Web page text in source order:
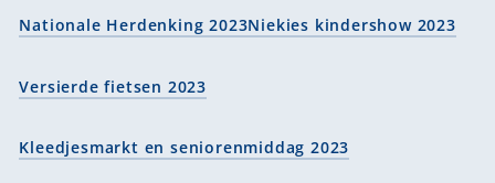
Nationale Herdenking 2023Niekies kindershow 2023
Versierde fietsen 2023
Kleedjesmarkt en seniorenmiddag 2023